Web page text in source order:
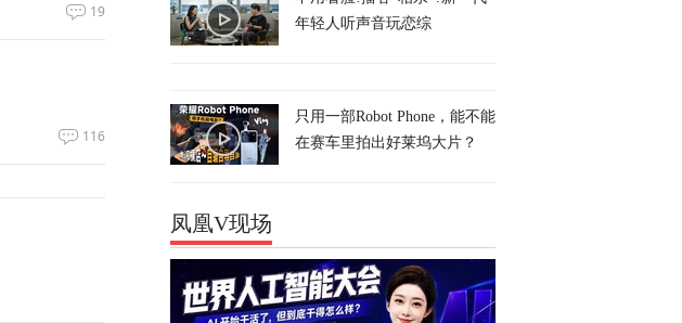
19
116
年轻人听声音玩恋综
只用一部Robot Phone，能不能
在赛车里拍出好莱坞大片？
凤凰V现场